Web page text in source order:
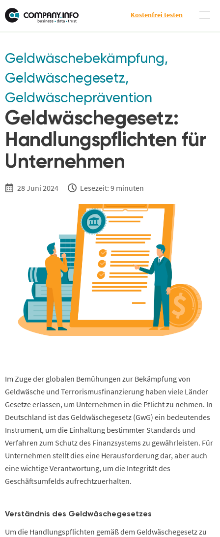
Kostenfrei testen
Geldwäschebekämpfung,
Geldwäschegesetz,
Geldwäscheprävention
Geldwäschegesetz:
Handlungspflichten für
Unternehmen
28 Juni 2024 Lesezeit: 9 minuten
Im Zuge der globalen Bemühungen zur Bekämpfung von
Geldwäsche und Terrorismusfinanzierung haben viele Länder
Gesetze erlassen, um Unternehmen in die Pflicht zu nehmen. In
Deutschland ist das Geldwäschegesetz (GwG) ein bedeutendes
Instrument, um die Einhaltung bestimmter Standards und
Verfahren zum Schutz des Finanzsystems zu gewährleisten. Für
Unternehmen stellt dies eine Herausforderung dar, aber auch
eine wichtige Verantwortung, um die Integrität des
Geschäftsumfelds aufrechtzuerhalten.
Verständnis des Geldwäschegesetzes
Um die Handlungspflichten gemäß dem Geldwäschegesetz zu